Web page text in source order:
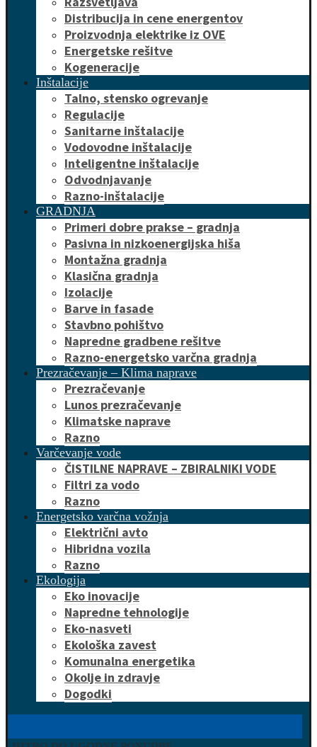
Distribucija in cene energentov
Proizvodnja elektrike iz OVE
Energetske rešitve
Kogeneracije
Inštalacije
Talno, stensko ogrevanje
Regulacije
Sanitarne inštalacije
Vodovodne inštalacije
Inteligentne inštalacije
Odvodnjavanje
Razno-inštalacije
GRADNJA
Primeri dobre prakse – gradnja
Pasivna in nizkoenergijska hiša
Montažna gradnja
Klasična gradnja
Izolacije
Barve in fasade
Stavbno pohištvo
Napredne gradbene rešitve
Razno-energetsko varčna gradnja
Prezračevanje – Klima naprave
Prezračevanje
Lunos prezračevanje
Klimatske naprave
Razno
Varčevanje vode
ČISTILNE NAPRAVE – ZBIRALNIKI VODE
Filtri za vodo
Razno
Energetsko varčna vožnja
Električni avto
Hibridna vozila
Razno
Ekologija
Eko inovacije
Napredne tehnologije
Eko-nasveti
Ekološka zavest
Komunalna energetika
Okolje in zdravje
Dogodki